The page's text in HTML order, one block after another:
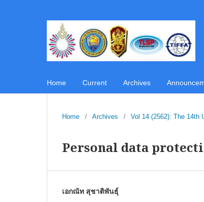
Home Current Archives
Home / Archives / Vol 14 (2562): The 14th
Personal data
เอกณัท สุชาติพันธุ์